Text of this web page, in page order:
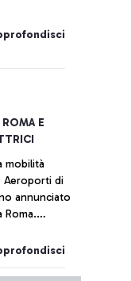
E
mobilità
Aeroporti di
annunciato
nel